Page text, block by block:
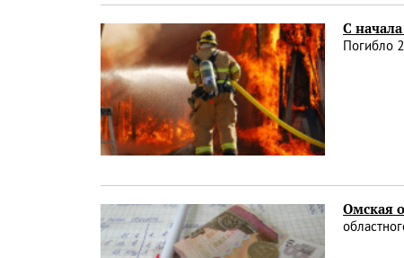
С
Погибло
Омская